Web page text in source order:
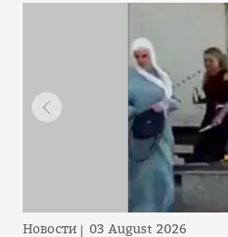
Новости 03 August 2026